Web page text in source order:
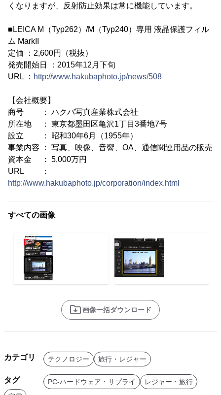
くなりますが、反射防止効果は常に機能しています。
■LEICA M（Typ262）/M（Typ240）専用 液晶保護フィル
ム MarkII
定価 ：2,600円（税抜）
発売開始日 ：2015年12月下旬
URL ： http://www.hakubaphoto.jp/news/508
【会社概要】
商号 ： ハクバ写真産業株式会社
所在地 ： 東京都墨田区亀沢1丁目3番地7号
設立 ： 昭和30年6月（1955年）
事業内容 ： 写真、映像、音響、OA、通信関連用品の販売
資本金 ： 5,000万円
URL ：
http://www.hakubaphoto.jp/corporation/index.html
すべての画像
画像一括ダウンロード
カテゴリ テクノロジー 旅行・レジャー
タグ PC-ハードウェア・サプライ
レジャー・旅行